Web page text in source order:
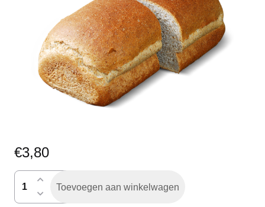
€3,80
breedbruin
gesneden
Toevoegen aan winkelwagen